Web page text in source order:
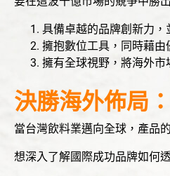
具備卓越的品牌創新力，
擁抱數位工具，同時藉由
擁有全球視野，將海外市
決勝海外佈局
當台灣飲料業邁向全球，產品
想深入了解國際成功品牌如何